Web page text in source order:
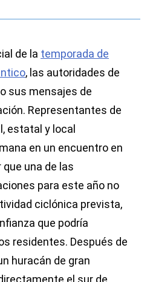
de la temporada de
, las autoridades de
sus mensajes de
Representantes de
estatal y local
en un encuentro en
una de las
para este año no
ciclónica prevista,
que podría
residentes. Después de
huracán de gran
el sur de